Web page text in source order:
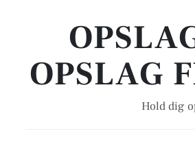
OPSLAG
Hold dig